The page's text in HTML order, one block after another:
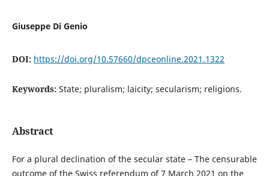
Giuseppe Di Genio
DOI: https://doi.org/10.57660/dpceonline.2021.1322
Keywords: State; pluralism; laicity; secularism; religions.
Abstract
For a plural declination of the secular state – The censurable
outcome of the Swiss referendum of 7 March 2021 on the